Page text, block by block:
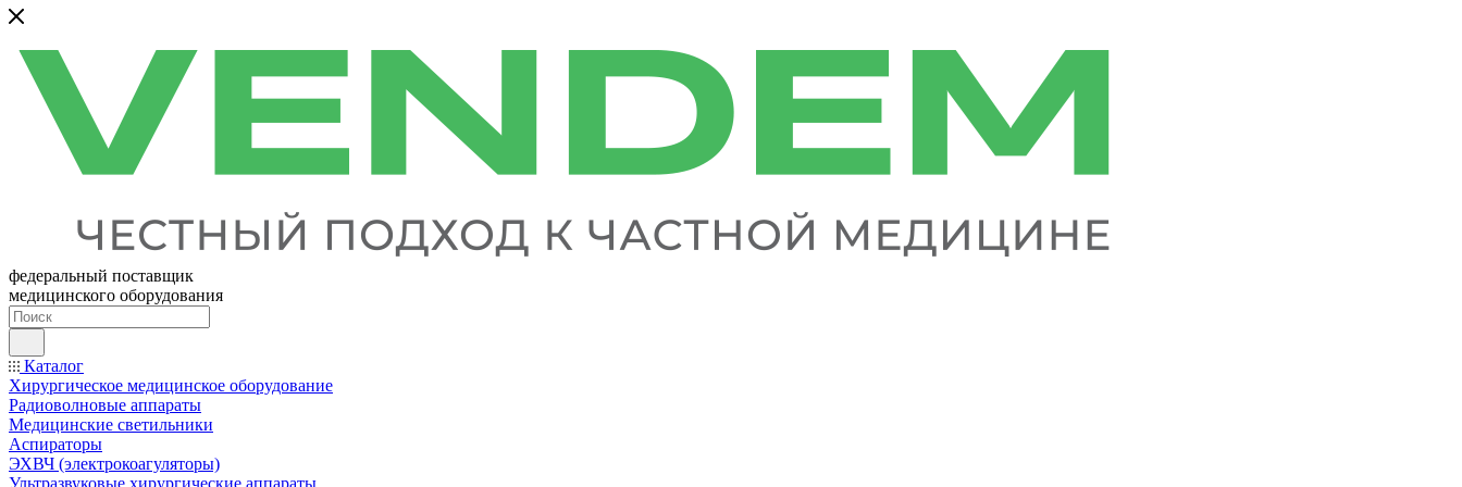
федеральный поставщик
медицинского оборудования
Каталог
Хирургическое медицинское оборудование
Радиоволновые аппараты
Медицинские светильники
Аспираторы
ЭХВЧ (электрокоагуляторы)
Ультразвуковые хирургические аппараты